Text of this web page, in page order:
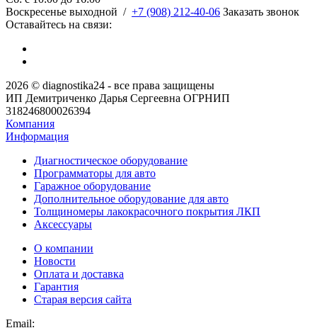
​Воскресенье выходной / +7 (908) 212-40-06 Заказать звонок
Оставайтесь на связи:
2026 © diagnostika24 - все права защищены
ИП Демитриченко Дарья Сергеевна ОГРНИП
318246800026394
Компания
Информация
Диагностическое оборудование
Программаторы для авто
Гаражное оборудование
Дополнительное оборудование для авто
Толщиномеры лакокрасочного покрытия ЛКП
Аксессуары
О компании
Новости
Оплата и доставка
Гарантия
Старая версия сайта
Email: